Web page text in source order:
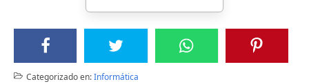
Categorizado en:Informática